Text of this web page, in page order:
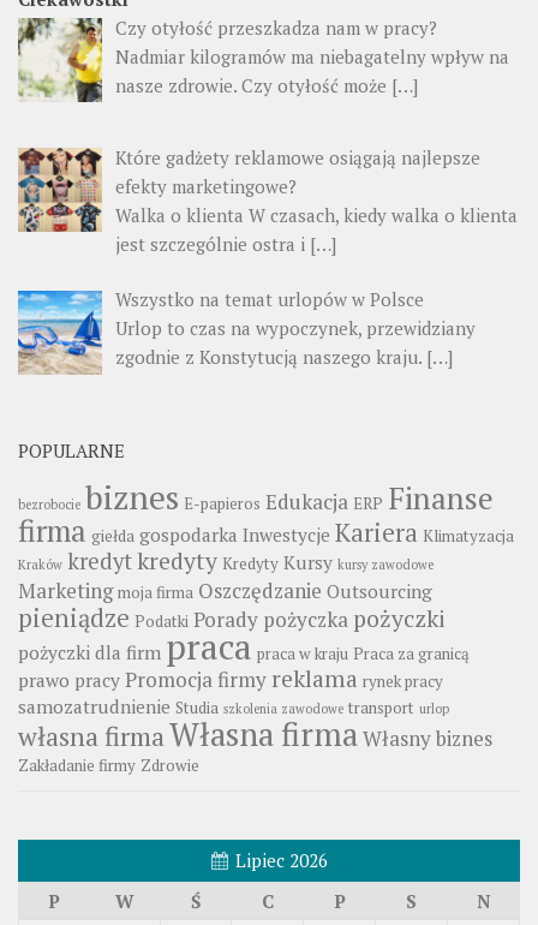
Czy otyłość przeszkadza nam w pracy?
Nadmiar kilogramów ma niebagatelny wpływ na
nasze zdrowie. Czy otyłość może […]
Które gadżety reklamowe osiągają najlepsze
efekty marketingowe?
Walka o klienta W czasach, kiedy walka o klienta
jest szczególnie ostra i […]
Wszystko na temat urlopów w Polsce
Urlop to czas na wypoczynek, przewidziany
zgodnie z Konstytucją naszego kraju. […]
POPULARNE
bezrobocie biznes E-papieros Edukacja ERP Finanse
firma giełda gospodarka Inwestycje Kariera Klimatyzacja
Kraków kredytkredyty Kredyty Kursy kursy zawodowe
Marketing moja firma Oszczędzanie Outsourcing
pieniądze Podatki Porady pożyczka pożyczki
pożyczki dla firm praca praca w kraju Praca za granicą
prawo pracy Promocja firmy reklama rynek pracy
samozatrudnienie Studia szkolenia zawodowe transport urlop
własna firmaWłasna firmaWłasny biznes
Zakładanie firmy Zdrowie
Lipiec 2026
P
W Ś C P S N